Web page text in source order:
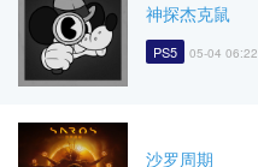
神探杰克鼠
PS5 05-04 06:22
沙罗周期